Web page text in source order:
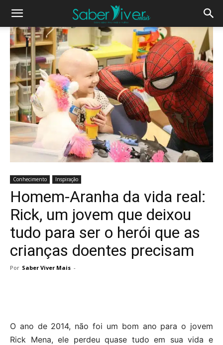
Conhecimento Inspiração
Homem-Aranha da vida real:
Rick, um jovem que deixou
tudo para ser o herói que as
crianças doentes precisam
Por Saber Viver Mais -
O ano de 2014, não foi um bom ano para o jovem
Rick Mena, ele perdeu quase tudo em sua vida e